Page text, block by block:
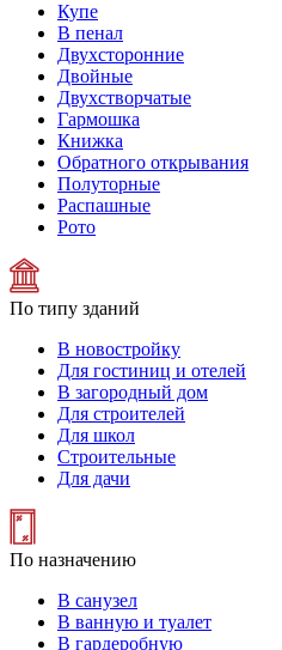
Купе
В пенал
Двухсторонние
Двойные
Двухстворчатые
Гармошка
Книжка
Обратного открывания
Полуторные
Распашные
Рото
По типу зданий
В новостройку
Для гостиниц и отелей
В загородный дом
Для строителей
Для школ
Строительные
Для дачи
По назначению
В санузел
В ванную и туалет
В гардеробную